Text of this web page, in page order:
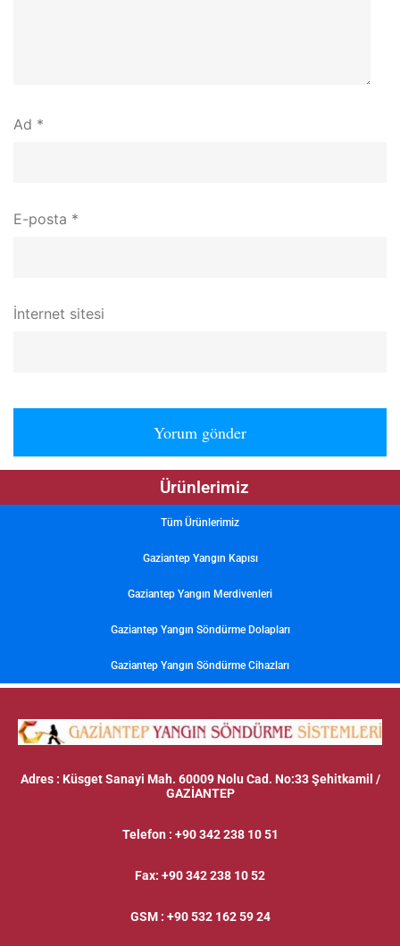
Ürünlerimiz
Tüm Ürünlerimiz
Gaziantep Yangın Kapısı
Gaziantep Yangın Merdivenleri
Gaziantep Yangın Söndürme Dolapları
Gaziantep Yangın Söndürme Cihazları
Ad *
E-posta *
İnternet sitesi
Adres : Küsget Sanayi Mah. 60009 Nolu Cad. No:33 Şehitkamil /
GAZİANTEP
Telefon : +90 342 238 10 51
Fax: +90 342 238 10 52
GSM : +90 532 162 59 24